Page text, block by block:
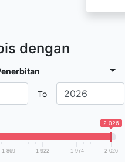
dengan
To
2 026
1 869 1 922 1 974 2 026